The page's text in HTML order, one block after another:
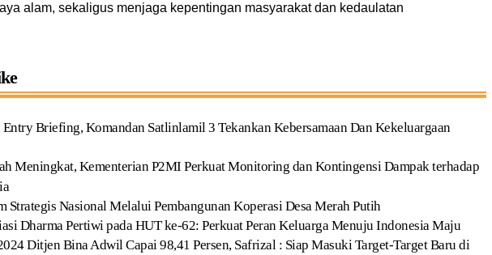
alam, sekaligus menjaga kepentingan masyarakat dan kedaulatan
Briefing, Komandan Satlinlamil 3 Tekankan Kebersamaan Dan Kekeluargaan
Meningkat, Kementerian P2MI Perkuat Monitoring dan Kontingensi Dampak terhadap
Strategis Nasional Melalui Pembangunan Koperasi Desa Merah Putih
Dharma Pertiwi pada HUT ke-62: Perkuat Peran Keluarga Menuju Indonesia Maju
Ditjen Bina Adwil Capai 98,41 Persen, Safrizal : Siap Masuki Target-Target Baru di